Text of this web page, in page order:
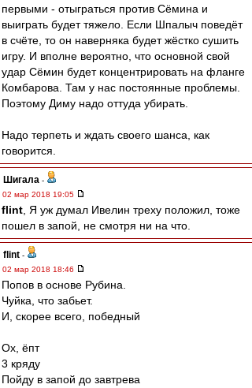
первыми - отыграться против Сёмина и
выиграть будет тяжело. Если Шпалыч поведёт
в счёте, то он наверняка будет жёстко сушить
игру. И вполне вероятно, что основной свой
удар Сёмин будет концентрировать на фланге
Комбарова. Там у нас постоянные проблемы.
Поэтому Диму надо оттуда убирать.
Надо терпеть и ждать своего шанса, как
говорится.
Шигала -
02 мар 2018 19:05
flint , Я уж думал Ивелин треху положил, тоже
пошел в запой, не смотря ни на что.
flint -
02 мар 2018 18:46
Попов в основе Рубина.
Чуйка, что забьет.
И, скорее всего, победный
Ох, ёпт
3 кряду
Пойду в запой до завтрева